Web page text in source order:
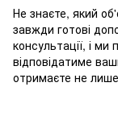
Не знаєте, який
завжди готові
консультації, і
відповідатиме
отримаєте не лише